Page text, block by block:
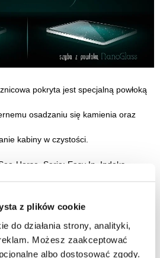
z plików cookie
do działania strony, analityki,
Możesz zaakceptować
albo dostosować zgody.
pokryta jest specjalną powłoką
osadzaniu się kamienia oraz
kabiny w czystości.
Horse. Seria: Easy In. Indeks
ścianka x 80 cm ścianka x 200 cm